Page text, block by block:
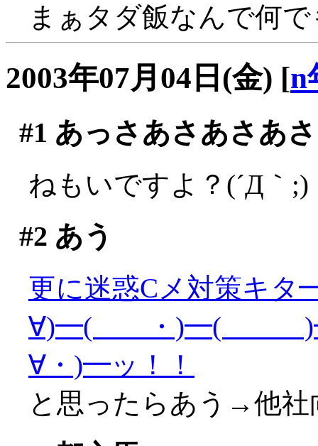
まぁタダ飯なんで何
2003年07月04日(金) [n
#1 あっさあさあさあ
ねもいですよ？(´Д｀;)
#2 あう
更に迷惑Cメ対策キ
∀)━( ・)━(
∀・)━ッ！！
と思ったらあう→他社